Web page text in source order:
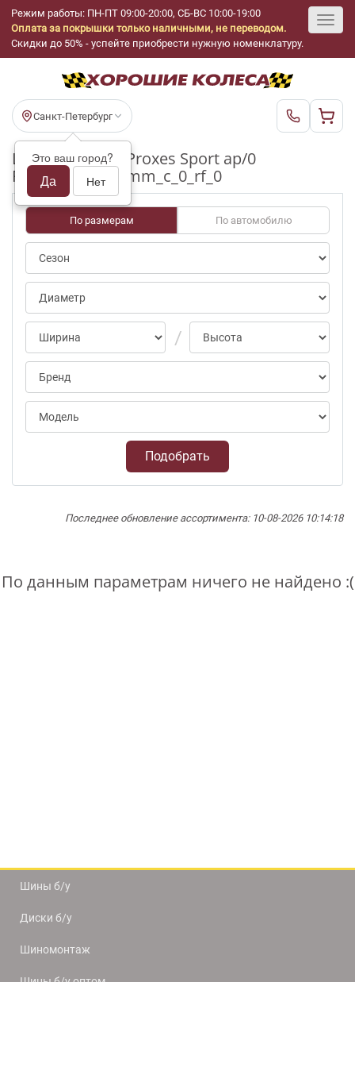
Режим работы: ПН-ПТ 09:00-20:00, СБ-ВС 10:00-19:00
Оплата за покрышки только наличными, не переводом.
Скидки до 50% - успейте приобрести нужную номенклатуру.
Санкт-Петербург
Это ваш город?
Да Нет
Шины бу Toyo Proxes Sport ap/0
R19_225_40_3-4mm_c_0_rf_0
По размерам По автомобилю
Подобрать
Последнее обновление ассортимента: 10-08-2026 10:14:18
По данным параметрам ничего не найдено :(
Шины б/у
Диски б/у
Шиномонтаж
Шины б/у оптом